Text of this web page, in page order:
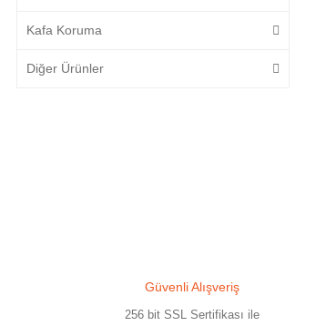
Kafa Koruma
Diğer Ürünler
Güvenli Alışveriş
256 bit SSL Sertifikası ile